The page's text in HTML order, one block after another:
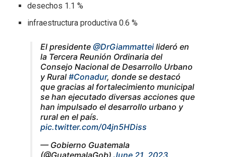
desechos 1.1 %
infraestructura productiva 0.6 %
El presidente @DrGiammattei lideró en
la Tercera Reunión Ordinaria del
Consejo Nacional de Desarrollo Urbano
y Rural #Conadur, donde se destacó
que gracias al fortalecimiento municipal
se han ejecutado diversas acciones que
han impulsado el desarrollo urbano y
rural en el país.
pic.twitter.com/04jn5HDiss
— Gobierno Guatemala
(@GuatemalaGob) June 21, 2023